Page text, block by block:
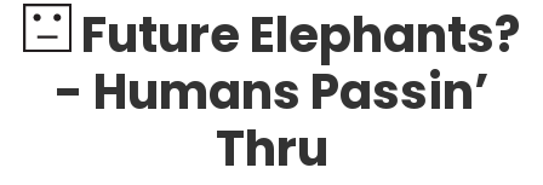
Future Elephants?
- Humans Passin’
Thru